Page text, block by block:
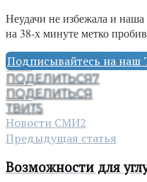
Неудачи не избежала и
на 38-х минуте метко
Подписывайтесь на наш
ПОДЕЛИТЬСЯ7
ПОДЕЛИТЬСЯ
ТВИТ5
Новости СМИ2
Предыдущая статья
Возможности для